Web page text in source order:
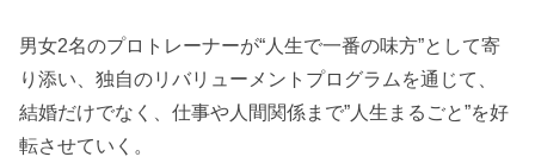
男女2名のプロトレーナーが“人生で一番の味方”として寄
り添い、独自のリバリューメントプログラムを通じて、
結婚だけでなく、仕事や人間関係まで”人生まるごと”を好
転させていく。